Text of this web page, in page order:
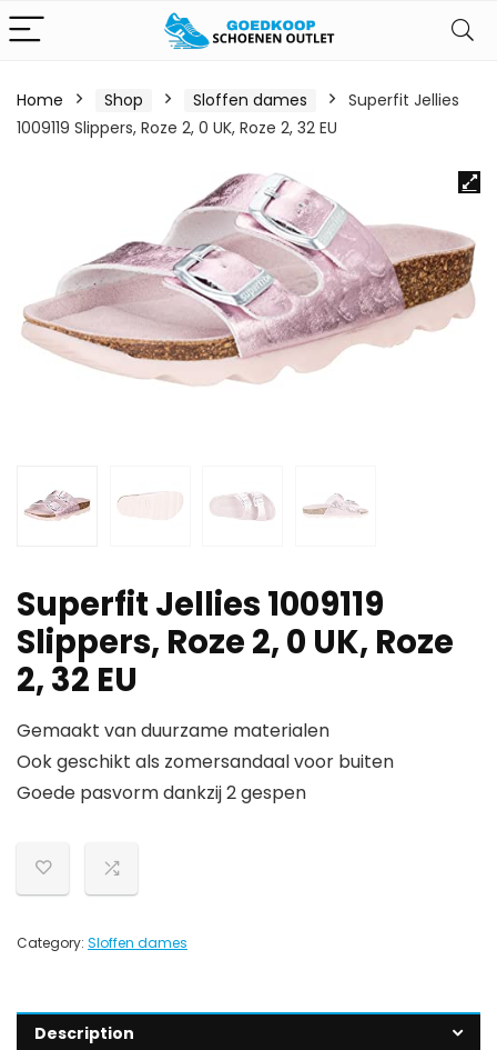
Home Shop Sloffen dames
Superfit Jellies
1009119 Slippers, Roze 2, 0 UK, Roze 2, 32 EU
Superfit Jellies 1009119
Slippers, Roze 2, 0 UK, Roze
2, 32 EU
Gemaakt van duurzame materialen
Ook geschikt als zomersandaal voor buiten
Goede pasvorm dankzij 2 gespen
Category: Sloffen dames
Description